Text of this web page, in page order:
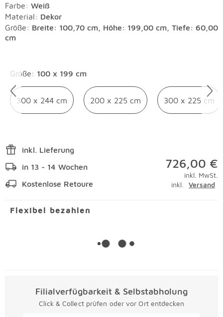
Farbe: Weiß
Material: Dekor
Größe: Breite: 100,70 cm, Höhe: 199,00 cm, Tiefe: 60,00
cm
Größe: 100 x 199 cm
300 x 244 cm 200 x 225 cm 300 x 225 cm
inkl. Lieferung
in 13 - 14 Wochen
Kostenlose Retoure
726,00 €
inkl. MwSt.
inkl.
Versand
Flexibel bezahlen
Filialverfügbarkeit & Selbstabholung
Click & Collect prüfen oder vor Ort entdecken